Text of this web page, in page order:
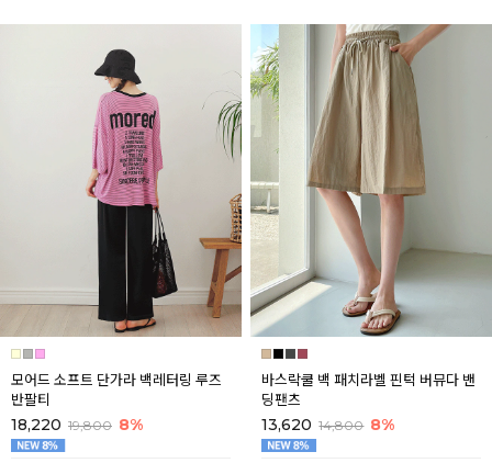
모어드 소프트 단가라 백레터링 루즈
반팔티
18,220 19,800 8%
바스락쿨 백 패치라벨 핀턱 버뮤다 밴
딩팬츠
13,620 14,800 8%